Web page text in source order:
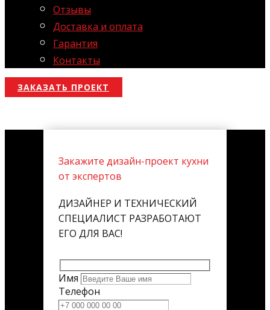
Отзывы
Доставка и оплата
Гарантия
Контакты
ЗАКАЗАТЬ ПРОЕКТ
Закажите дизайн-проект кухни
от экспертов
ДИЗАЙНЕР И ТЕХНИЧЕСКИЙ
СПЕЦИАЛИСТ РАЗРАБОТАЮТ
ЕГО ДЛЯ ВАС!
Имя
Телефон